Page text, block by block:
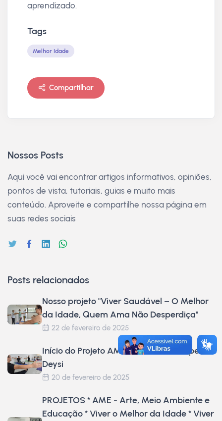
aprendizado.
Tags
Melhor Idade
Compartilhar
Nossos Posts
Aqui você vai encontrar artigos informativos, opiniões,
pontos de vista, tutoriais, guias e muito mais
conteúdo. Aproveite e compartilhe nossa página em
suas redes sociais
Posts relacionados
Nosso projeto "Viver Saudável – O Melhor
da Idade, Quem Ama Não Desperdiça"
22 de fevereiro de 2025
Início do Projeto AME com a Fisioterapeuta
Deysi
20 de fevereiro de 2025
PROJETOS * AME - Arte, Meio Ambiente e
Educação * Viver o Melhor da Idade * Viver